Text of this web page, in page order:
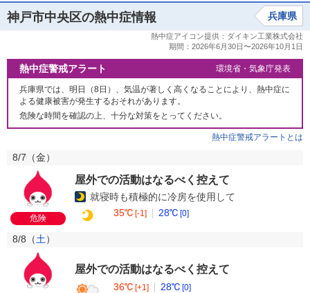
神戸市中央区の熱中症情報 兵庫県
熱中症警戒アラート 環境省・気象庁発表
兵庫県では、明日（8日）、気温が著しく高くなることにより、熱中症に
よる健康被害が発生するおそれがあります。
危険な時間を確認の上、十分な対策をとってください。
熱中症警戒アラートとは
8/7（金）
危険
屋外での活動はなるべく控えて
就寝時も積極的に冷房を使用して
35℃ [-1] 28℃ [0]
8/8（土）
屋外での活動はなるべく控えて
36℃ [+1] 28℃ [0]